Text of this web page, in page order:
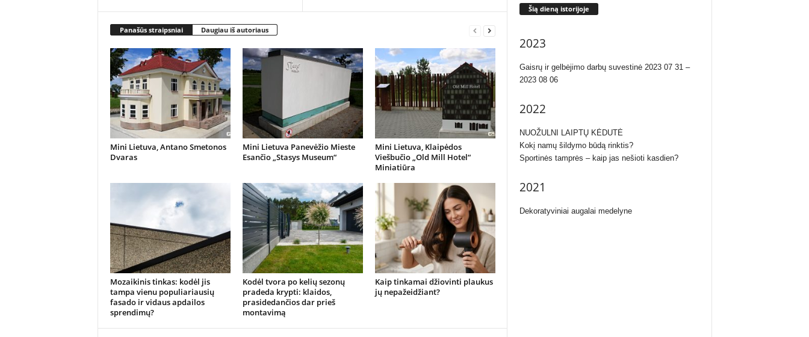
Panašūs straipsniai Daugiau iš autoriaus
Mini Lietuva, Antano Smetonos
Dvaras
Mini Lietuva Panevėžio Mieste
Esančio „Stasys Museum“
Mini Lietuva, Klaipėdos
Viešbučio „Old Mill Hotel“
Miniatiūra
Mozaikinis tinkas: kodėl jis
tampa vienu populiariausių
fasado ir vidaus apdailos
sprendimų?
Kodėl tvora po kelių sezonų
pradeda krypti: klaidos,
prasidedančios dar prieš
montavimą
Kaip tinkamai džiovinti plaukus
jų nepažeidžiant?
Šią dieną istorijoje
2023
Gaisrų ir gelbėjimo darbų suvestinė 2023 07 31 –
2023 08 06
2022
NUOŽULNI LAIPTŲ KĖDUTĖ
Kokį namų šildymo būdą rinktis?
Sportinės tamprės – kaip jas nešioti kasdien?
2021
Dekoratyviniai augalai medelyne